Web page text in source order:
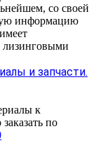
со своей
информацию
и запчасти.
к
по